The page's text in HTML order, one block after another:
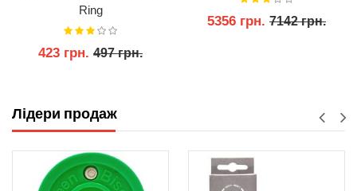
Ring
423 грн. 497 грн.
5356 грн. 7142 грн.
Лідери продаж